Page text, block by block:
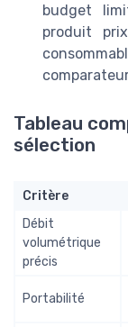
budget
produit
Tableau
sélection
Critère
Débit
volumétrique
précis
Portabilité